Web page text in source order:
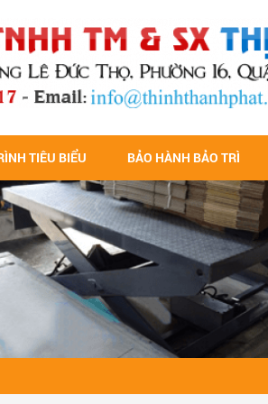
TIÊU BIỂU BẢO HÀNH BẢO TRÌ